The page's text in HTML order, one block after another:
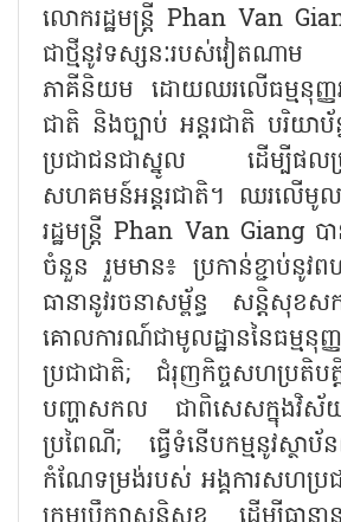
លោករដ្ឋមន្ត្រី Phan Van
ជាថ្មីនូវទស្សនៈរបស់វៀតណាម
ភាគីនិយម ដោយឈរលើធម្មនុញ្ញ
ជាតិ និងច្បាប់ អន្តរជាតិ បរិយា
ប្រជាជនជាស្នូល ដើម្បីផលប្
សហគមន៍អន្តរជាតិ។ ឈរលើមូ
រដ្ឋមន្ត្រី Phan Van Giang
ចំនួន រួមមាន៖ ប្រកាន់ខ្ជាប់នូវ
ធានានូវរចនាសម្ព័ន្ធ សន្តិសុខ
គោលការណ៍ជាមូលដ្ឋាននៃធម្មនុញ្
ប្រជាជាតិ; ជំរុញកិច្ចសហប្រតិបត្តិ
បញ្ហាសកល ជាពិសេសក្នុងវិ
ប្រពៃណី; ធ្វើទំនើបកម្មនូវស្ថ
កំណែទម្រង់របស់ អង្គការសហប្រ